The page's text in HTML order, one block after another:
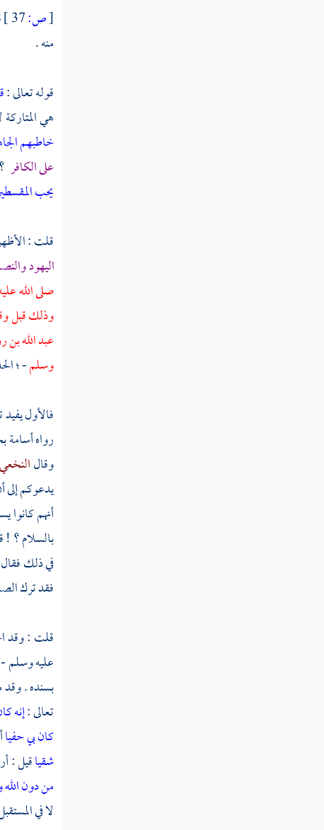
[ص:
منه .
قوله تعالى :
هي
خاطبهم
على الكافر
يحب
قلت :
اليهود
صلى الله
وذلك قبل
عبد الله بن
وسلم- ؛
فالأول
رواهأسامة
وقالالنخعي
يدعوكم
أنهم
بالسلام ؟
في ذلك
فقد ترك
قلت : وقد
عليه وسلم -
بسنده .
تعالى :إنه
كان بي حفيا
شقياقيل :
من دون
لا في